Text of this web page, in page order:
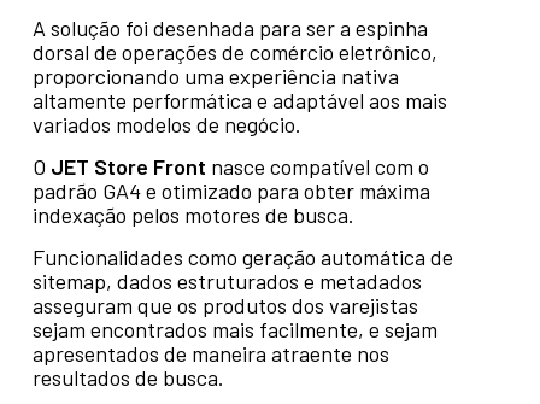
A solução foi desenhada para ser a espinha
dorsal de operações de comércio eletrônico,
proporcionando uma experiência nativa
altamente performática e adaptável aos mais
variados modelos de negócio.
O JET Store Front nasce compatível com o
padrão GA4 e otimizado para obter máxima
indexação pelos motores de busca.
Funcionalidades como geração automática de
sitemap, dados estruturados e metadados
asseguram que os produtos dos varejistas
sejam encontrados mais facilmente, e sejam
apresentados de maneira atraente nos
resultados de busca.